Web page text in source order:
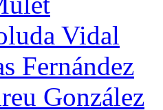
Vidal
Fernández
González